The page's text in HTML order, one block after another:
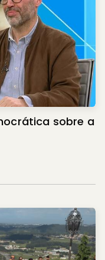
sobre a